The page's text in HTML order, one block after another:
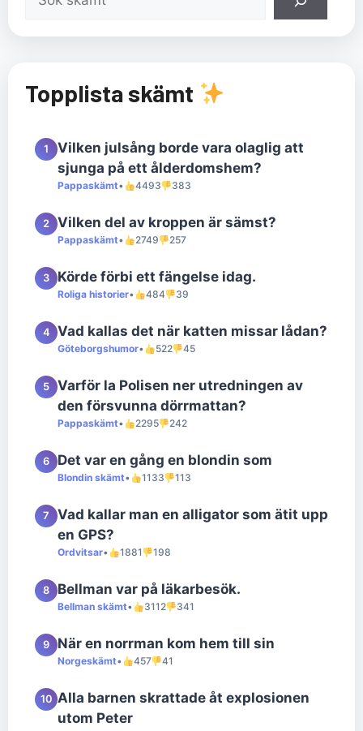
Topplista skämt
1
Vilken julsång borde vara olaglig att
sjunga på ett ålderdomshem?
Pappaskämt• 4493 383
2 Vilken del av kroppen är sämst?
Pappaskämt• 2749 257
3 Körde förbi ett fängelse idag.
Roliga historier• 484 39
4 Vad kallas det när katten missar lådan?
Göteborgshumor• 522 45
5
Varför la Polisen ner utredningen av
den försvunna dörrmattan?
Pappaskämt• 2295 242
6 Det var en gång en blondin som
Blondin skämt• 1133 113
7
Vad kallar man en alligator som ätit upp
en GPS?
Ordvitsar• 1881 198
8 Bellman var på läkarbesök.
Bellman skämt• 3112 341
9 När en norrman kom hem till sin
Norgeskämt• 457 41
10 Alla barnen skrattade åt explosionen
utom Peter